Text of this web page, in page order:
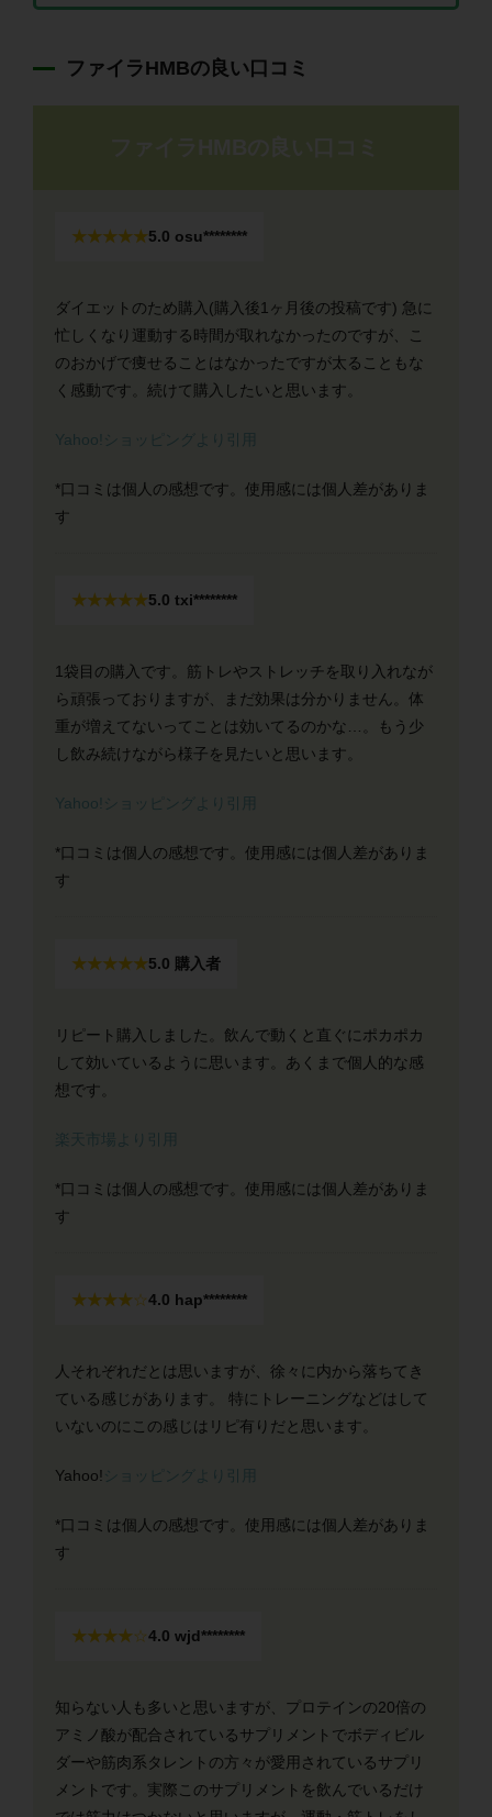
ファイラHMBの良い口コミ
★★★★★5.0 osu********
ダイエットのため購入(購入後1ヶ月後の投稿です) 急に
忙しくなり運動する時間が取れなかったのですが、こ
のおかげで痩せることはなかったですが太ることもな
く感動です。続けて購入したいと思います。
Yahoo!ショッピングより引用
*口コミは個人の感想です。使用感には個人差がありま
す
★★★★★5.0 txi********
1袋目の購入です。筋トレやストレッチを取り入れなが
ら頑張っておりますが、まだ効果は分かりません。体
重が増えてないってことは効いてるのかな…。もう少
し飲み続けながら様子を見たいと思います。
Yahoo!ショッピングより引用
*口コミは個人の感想です。使用感には個人差がありま
す
★★★★★5.0 購入者
リピート購入しました。飲んで動くと直ぐにポカポカ
して効いているように思います。あくまで個人的な感
想です。
楽天市場より引用
*口コミは個人の感想です。使用感には個人差がありま
す
★★★★☆4.0 hap********
人それぞれだとは思いますが、徐々に内から落ちてき
ている感じがあります。 特にトレーニングなどはして
いないのにこの感じはリピ有りだと思います。
Yahoo!ショッピングより引用
*口コミは個人の感想です。使用感には個人差がありま
す
★★★★☆4.0 wjd********
知らない人も多いと思いますが、プロテインの20倍の
アミノ酸が配合されているサプリメントでボディビル
ダーや筋肉系タレントの方々が愛用されているサプリ
メントです。実際このサプリメントを飲んでいるだけ